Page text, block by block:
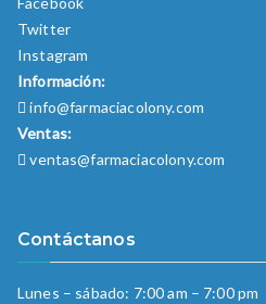
Twitter
Instagram
Información:
info@farmaciacolony.com
Ventas:
ventas@farmaciacolony.com
Contáctanos
Lunes – sábado: 7:00 am – 7:00 pm